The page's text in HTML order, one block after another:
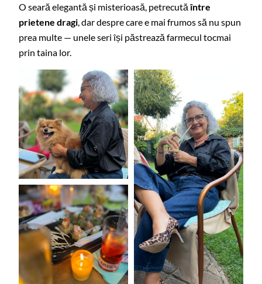
O seară elegantă și misterioasă, petrecutăîntre
prietene dragi , dar despre care e mai frumos să nu spun
prea multe — unele seri își păstrează farmecul tocmai
prin taina lor.